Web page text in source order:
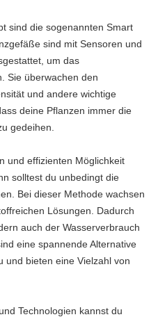
sind die sogenannten Smart
sind mit Sensoren und
um das
Sie überwachen den
und andere wichtige
deine Pflanzen immer die
gedeihen.
und effizienten Möglichkeit
solltest du unbedingt die
Bei dieser Methode wachsen
Lösungen. Dadurch
auch der Wasserverbrauch
eine spannende Alternative
und bieten eine Vielzahl von
Technologien kannst du